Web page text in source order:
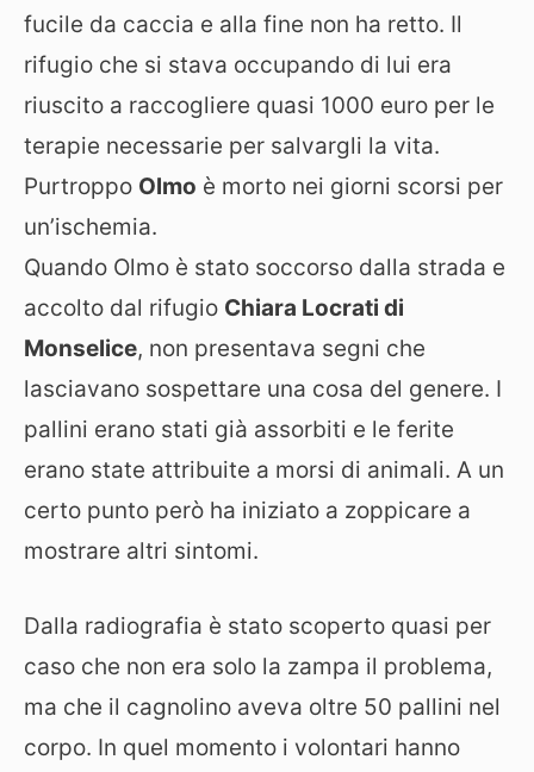
fucile da caccia e alla fine non ha retto. Il
rifugio che si stava occupando di lui era
riuscito a raccogliere quasi 1000 euro per le
terapie necessarie per salvargli la vita.
Purtroppo Olmo è morto nei giorni scorsi per
un’ischemia.
Quando Olmo è stato soccorso dalla strada e
accolto dal rifugio Chiara Locrati di
Monselice, non presentava segni che
lasciavano sospettare una cosa del genere. I
pallini erano stati già assorbiti e le ferite
erano state attribuite a morsi di animali. A un
certo punto però ha iniziato a zoppicare a
mostrare altri sintomi.
Dalla radiografia è stato scoperto quasi per
caso che non era solo la zampa il problema,
ma che il cagnolino aveva oltre 50 pallini nel
corpo. In quel momento i volontari hanno